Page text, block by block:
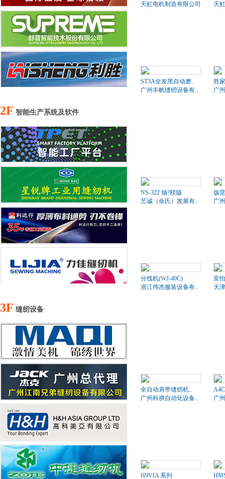
天虹电机制造有限公司
天
ST3A全发黑自动磨..
广州丰帆缝纫设备有..
胜
广
2F 智能生产系统及软件
NS-322 抽?耢贆
艺诚（余氏）发展有..
饭
广
分线机(WJ-40C)
浙江伟杰服装设备有..
富
天
3F 缝纫设备
全自动肩带缝纫机..
广州科祺自动化设备..
广
H9VIA 系列